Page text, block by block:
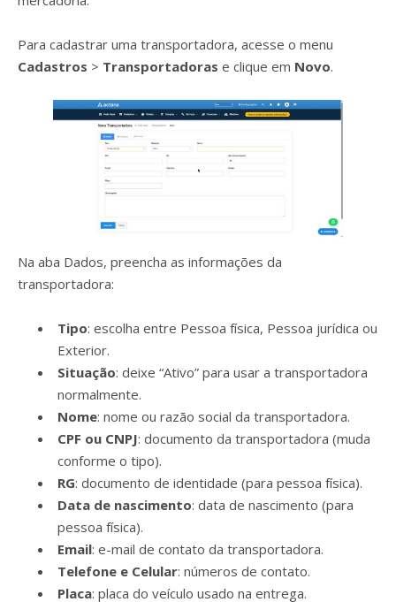
Para cadastrar uma transportadora, acesse o menu
Cadastros > Transportadoras e clique em Novo.
Na aba Dados, preencha as informações da
transportadora:
Tipo: escolha entre Pessoa física, Pessoa jurídica ou
Exterior.
Situação: deixe “Ativo” para usar a transportadora
normalmente.
Nome: nome ou razão social da transportadora.
CPF ou CNPJ: documento da transportadora (muda
conforme o tipo).
RG: documento de identidade (para pessoa física).
Data de nascimento: data de nascimento (para
pessoa física).
Email: e-mail de contato da transportadora.
Telefone e Celular: números de contato.
Placa: placa do veículo usado na entrega.